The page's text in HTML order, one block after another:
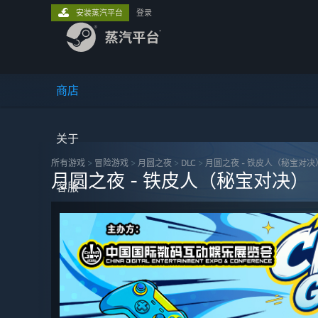
商店
关于
客服
安装蒸汽平台 登录
所有游戏 > 冒险‎游戏 > 月圆之夜 > DLC > 月圆之夜 - 铁皮人（秘宝对决
月圆之夜 - 铁皮人（秘宝对决）